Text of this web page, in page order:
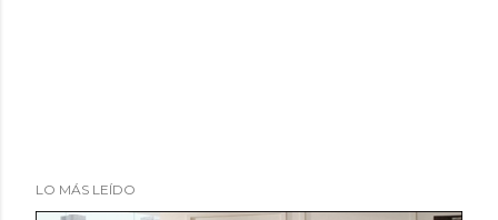
LO MÁS LEÍDO